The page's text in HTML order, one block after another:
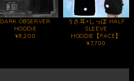
DARK OBSERVER
HOODIE
¥8,200
うさ耳×しっぽ HALF
SLEEVE
HOODIE【FACE】
¥7,700